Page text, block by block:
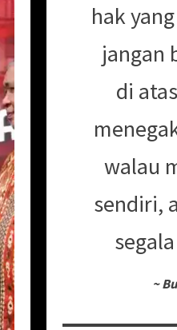
hak
jangan
di
walau
sendiri,
~